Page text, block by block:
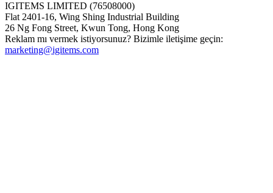
IGITEMS LIMITED (76508000)
Flat 2401-16, Wing Shing Industrial Building
26 Ng Fong Street, Kwun Tong, Hong Kong
Reklam mı vermek istiyorsunuz? Bizimle iletişime geçin:
marketing@igitems.com